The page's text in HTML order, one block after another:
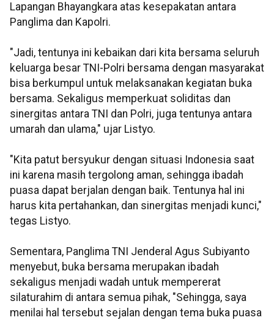
Lapangan Bhayangkara atas kesepakatan antara
Panglima dan Kapolri.
"Jadi, tentunya ini kebaikan dari kita bersama seluruh
keluarga besar TNI-Polri bersama dengan masyarakat
bisa berkumpul untuk melaksanakan kegiatan buka
bersama. Sekaligus memperkuat soliditas dan
sinergitas antara TNI dan Polri, juga tentunya antara
umarah dan ulama," ujar Listyo.
"Kita patut bersyukur dengan situasi Indonesia saat
ini karena masih tergolong aman, sehingga ibadah
puasa dapat berjalan dengan baik. Tentunya hal ini
harus kita pertahankan, dan sinergitas menjadi kunci,"
tegas Listyo.
Sementara, Panglima TNI Jenderal Agus Subiyanto
menyebut, buka bersama merupakan ibadah
sekaligus menjadi wadah untuk mempererat
silaturahim di antara semua pihak, "Sehingga, saya
menilai hal tersebut sejalan dengan tema buka puasa